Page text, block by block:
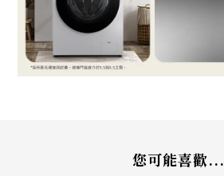
您可能喜歡...